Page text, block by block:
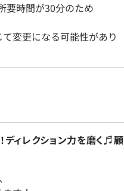
要時間が30分のため
変更になる可能性があり
ィレクション力を磨く♬顧